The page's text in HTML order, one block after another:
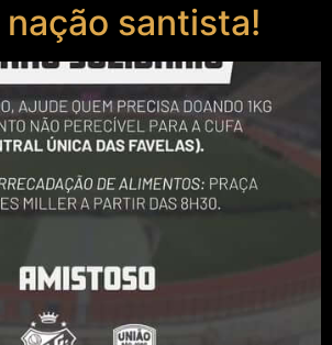
santista!